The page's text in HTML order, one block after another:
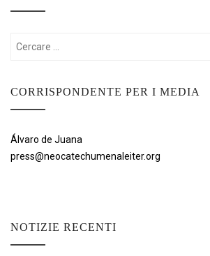
Cercare:
CORRISPONDENTE PER I MEDIA
Álvaro de Juana
press@neocatechumenaleiter.org
NOTIZIE RECENTI